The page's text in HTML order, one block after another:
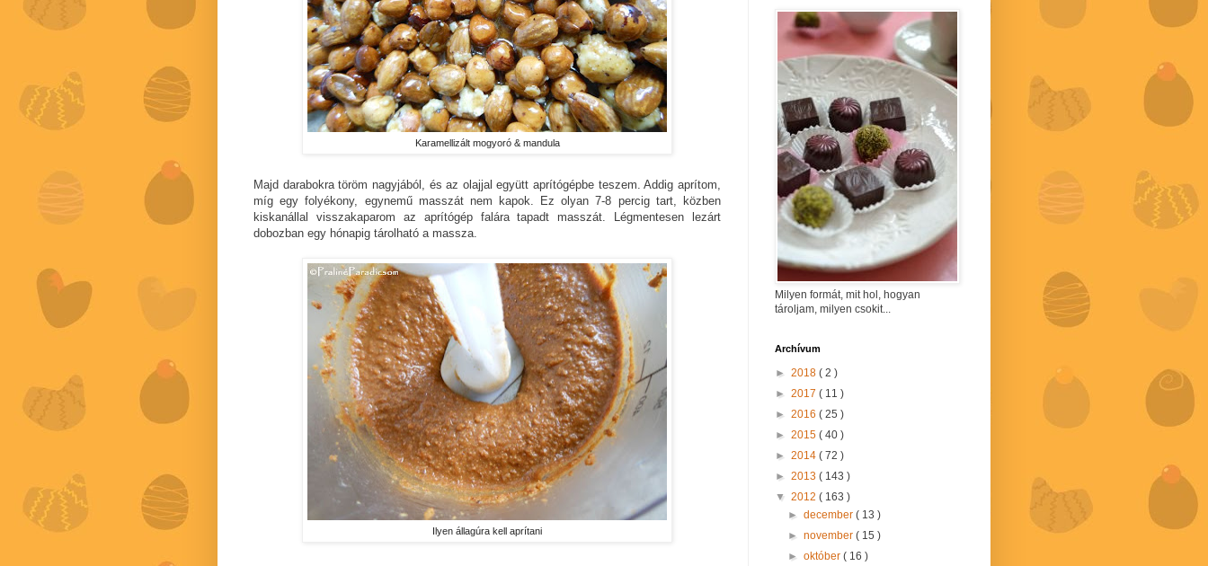
Karamellizált mogyoró & mandula
Majd darabokra töröm nagyjából, és az olajjal együtt aprítógépbe teszem. Addig aprítom,
míg egy folyékony, egynemű masszát nem kapok. Ez olyan 7-8 percig tart, közben
kiskanállal visszakaparom az aprítógép falára tapadt masszát. Légmentesen lezárt
dobozban egy hónapig tárolható a massza.
Ilyen állagúra kell aprítani
Milyen formát, mit hol, hogyan
tároljam, milyen csokit...
Archívum
► 2018 ( 2 )
► 2017 ( 11 )
► 2016 ( 25 )
► 2015 ( 40 )
► 2014 ( 72 )
► 2013 ( 143 )
▼ 2012 ( 163 )
►december( 13 )
►november( 15 )
►október( 16 )